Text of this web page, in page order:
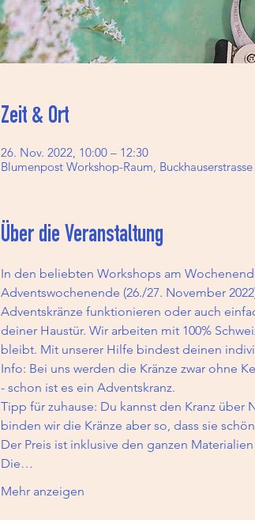
Zeit & Ort
26. Nov. 2022, 10:00 – 12:30
Blumenpost Workshop-Raum,
Über die Veranstaltung
In den beliebten Workshops am
Adventswochenende (26./27. November
Adventskränze funktionieren oder auch
deiner Haustür. Wir arbeiten mit 100%
bleibt. Mit unserer Hilfe bindest deinen
Info: Bei uns werden die Kränze zwar ohne
- schon ist es ein Adventskranz.
Tipp für zuhause: Du kannst den Kranz über
binden wir die Kränze aber so, dass sie
Der Preis ist inklusive den ganzen
Die…
Mehr anzeigen